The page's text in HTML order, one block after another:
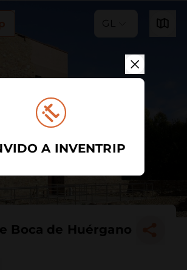
GL
Boca de Huérgano
A INVENTRIP